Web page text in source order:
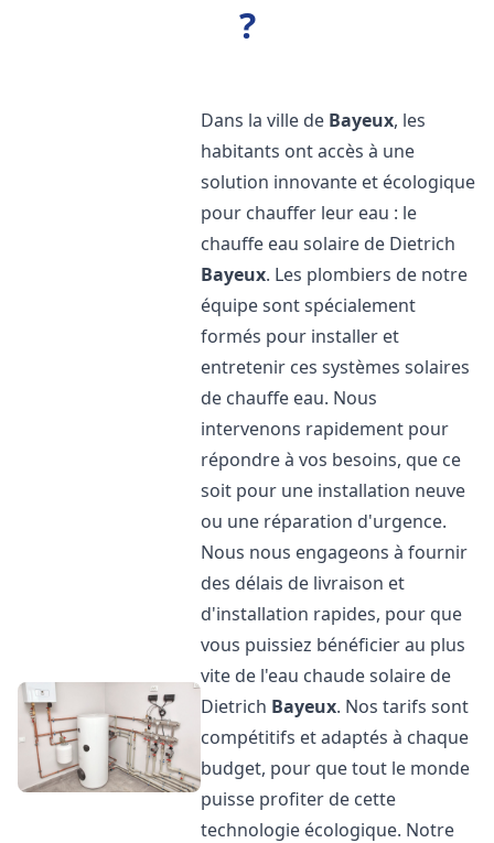
?
Dans la ville de Bayeux, les
habitants ont accès à une
solution innovante et écologique
pour chauffer leur eau : le
chauffe eau solaire de Dietrich
Bayeux. Les plombiers de notre
équipe sont spécialement
formés pour installer et
entretenir ces systèmes solaires
de chauffe eau. Nous
intervenons rapidement pour
répondre à vos besoins, que ce
soit pour une installation neuve
ou une réparation d'urgence.
Nous nous engageons à fournir
des délais de livraison et
d'installation rapides, pour que
vous puissiez bénéficier au plus
vite de l'eau chaude solaire de
Dietrich Bayeux. Nos tarifs sont
compétitifs et adaptés à chaque
budget, pour que tout le monde
puisse profiter de cette
technologie écologique. Notre